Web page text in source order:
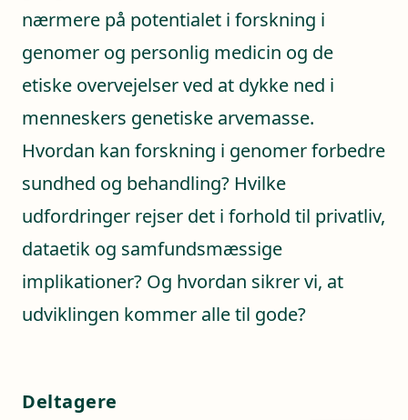
nærmere på potentialet i forskning i
genomer og personlig medicin og de
etiske overvejelser ved at dykke ned i
menneskers genetiske arvemasse.
Hvordan kan forskning i genomer forbedre
sundhed og behandling? Hvilke
udfordringer rejser det i forhold til privatliv,
dataetik og samfundsmæssige
implikationer? Og hvordan sikrer vi, at
udviklingen kommer alle til gode?
Deltagere